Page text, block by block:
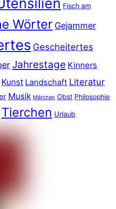
Fisch am
Wörter Gejammer
Gescheitertes
Jahrestage Kinners
Kunst Landschaft Literatur
Musik Märchen Obst Philosophie
Tierchen Urlaub